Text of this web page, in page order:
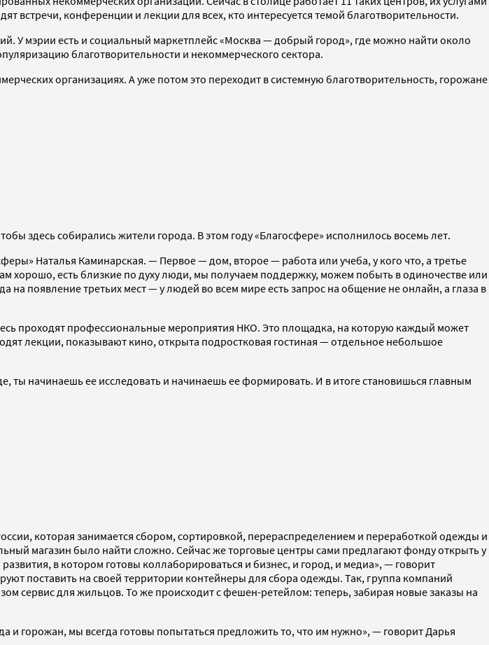
встречи, конференции и лекции для всех, кто интересуется темой благотворительности.
У мэрии есть и социальный маркетплейс «Москва — добрый город», где можно найти около
благотворительности и некоммерческого сектора.
организациях. А уже потом это переходит в системную благотворительность, горожане
здесь собирались жители города. В этом году «Благосфере» исполнилось восемь лет.
Наталья Каминарская. — Первое — дом, второе — работа или учеба, у кого что, а третье
хорошо, есть близкие по духу люди, мы получаем поддержку, можем побыть в одиночестве или
появление третьих мест — у людей во всем мире есть запрос на общение не онлайн, а глаза в
проходят профессиональные мероприятия НКО. Это площадка, на которую каждый может
лекции, показывают кино, открыта подростковая гостиная — отдельное небольшое
ты начинаешь ее исследовать и начинаешь ее формировать. И в итоге становишься главным
которая занимается сбором, сортировкой, перераспределением и переработкой одежды и
магазин было найти сложно. Сейчас же торговые центры сами предлагают фонду открыть у
в котором готовы коллаборироваться и бизнес, и город, и медиа», — говорит
поставить на своей территории контейнеры для сбора одежды. Так, группа компаний
сервис для жильцов. То же происходит с фешен-ретейлом: теперь, забирая новые заказы на
и горожан, мы всегда готовы попытаться предложить то, что им нужно», — говорит Дарья